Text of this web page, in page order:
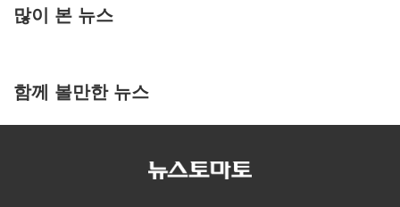
많이 본 뉴스
함께 볼만한 뉴스